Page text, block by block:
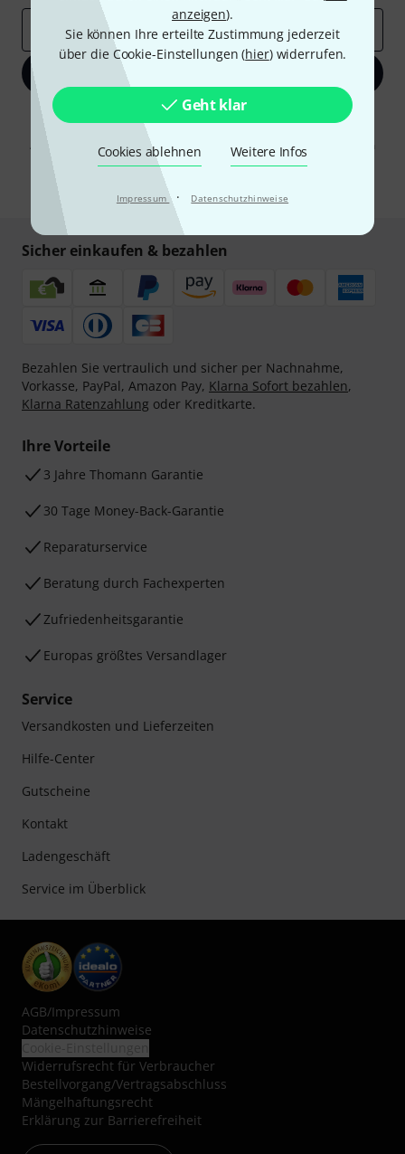
anzeigen).
Sie können Ihre erteilte Zustimmung jederzeit
über die Cookie-Einstellungen (hier) widerrufen.
Geht klar
Cookies ablehnen Weitere Infos
Impressum · Datenschutzhinweise
E-Mail-Adresse*
Mit Klick auf „Jetzt anmelden“ stimmen Sie dem Erhalt von E-Mail-
Werbung und einer Messung des E-Mail-Nutzungsverhaltens zu. Die
Abmeldung ist jederzeit möglich. Weitere Informationen finden Sie in
unserenDatenschutzhinweisen .
Sicher einkaufen & bezahlen
Bezahlen Sie vertraulich und sicher per Nachnahme,
Vorkasse, PayPal, Amazon Pay, Klarna Sofort bezahlen,
Klarna Ratenzahlung oder Kreditkarte.
Ihre Vorteile
3 Jahre Thomann Garantie
30 Tage Money-Back-Garantie
Reparaturservice
Beratung durch Fachexperten
Zufriedenheitsgarantie
Europas größtes Versandlager
Service
Versandkosten und Lieferzeiten
Hilfe-Center
Gutscheine
Kontakt
Ladengeschäft
Service im Überblick
AGB/Impressum
Datenschutzhinweise
Widerrufsrecht für Verbraucher
Bestellvorgang/Vertragsabschluss
Mängelhaftungsrecht
Erklärung zur Barrierefreiheit